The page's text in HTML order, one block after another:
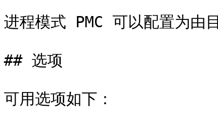
进程模式 PMC 可以配置为由
## 选项
可用选项如下：